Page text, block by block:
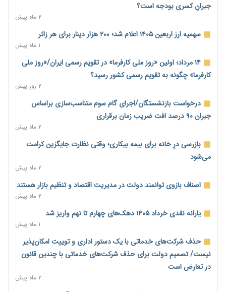
نماینده مجلس: توسعه مرزهای زمینی به راهبرد تأمین کالاهای
اساسی تبدیل شود
۱ روز پیش
خانه کارگر قزوین: شکاف دستمزد و هزینه معیشت هر روز عمیق‌تر
می‌شود
۱ روز پیش
رئیس سازمان امور مالیاتی: بلاگرهای پردرآمد مشمول پرداخت
مالیات هستند
۱ روز پیش
پیش‌بینی افزایش تولید برنج؛ نیاز وارداتی کشور به ۵۰۰ هزار تن
کاهش می‌یابد
۱ روز پیش
امضای تفاهم‌نامه تجاری ایران و پاکستان؛ هدف‌گذاری تجارت ۱۰
اختیارات جدید گمرکات برای تمدید ورود موقت کالا و خودرو تا
پایان شهریور ابلاغ شد
۱ روز پیش
جبرانِ کسری بودجه است؟
۲ ماه پیش
سهمیه ارز اربعین ۱۴۰۵ اعلام شد؛ ۲۰۰ هزار دینار برای هر زائر
۱ ماه پیش
۱۴ مرداد؛ اولین «روز ملی کارفرما» در تقویم رسمی ایران/«روز ملی
کارفرما» چگونه به تقویم رسمی کشور رسید؟
۲ روز پیش
درخواست بازنشستگان/اجرای گام سوم متناسب‌سازی براساس
جبران ۹۰ درصد افت ضریب زمان برقراری
۲ ماه پیش
بازرسی درِ خانه برای بیمه بیکاری؛ وقتی نظارت جایگزین کرامت
می‌شود
۲ ماه پیش
اصناف بازوی توانمند دولت در مدیریت اقتصاد و تنظیم بازار هستند
۲ ماه پیش
یارانه نقدی خرداد ۱۴۰۵ دهک‌های چهارم تا نهم واریز شد
۱ ماه پیش
حذف شرکت‌های خدماتی با یک دستور اداری و توییت امکان‌پذیر
نیست/ تصمیم دولت برای حذف شرکت‌های خدماتی با چندین قانون
در تعارض است
۲ ماه پیش